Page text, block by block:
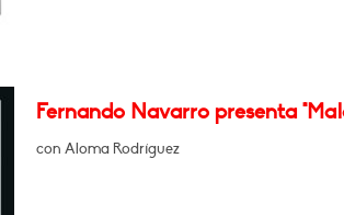
Fernando Navarro presenta
con Aloma Rodríguez